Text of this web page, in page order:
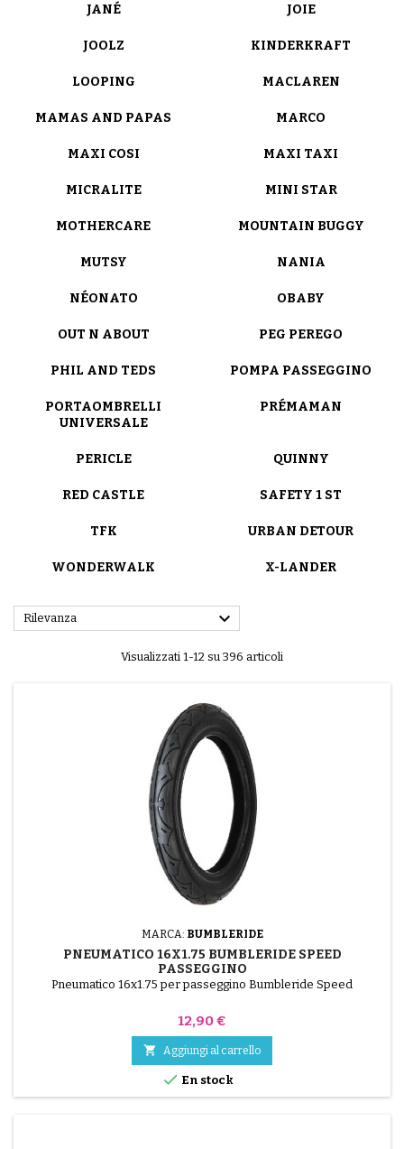
JANÉ JOIE
JOOLZ KINDERKRAFT
LOOPING MACLAREN
MAMAS AND PAPAS MARCO
MAXI COSI MAXI TAXI
MICRALITE MINI STAR
MOTHERCARE MOUNTAIN BUGGY
MUTSY NANIA
NÉONATO OBABY
OUT N ABOUT PEG PEREGO
PHIL AND TEDS POMPA PASSEGGINO
PORTAOMBRELLI
UNIVERSALE
PRÉMAMAN
PERICLE QUINNY
RED CASTLE SAFETY 1 ST
TFK URBAN DETOUR
WONDERWALK X-LANDER
Rilevanza 
Visualizzati 1-12 su 396 articoli
MARCA: BUMBLERIDE
PNEUMATICO 16X1.75 BUMBLERIDE SPEED
PASSEGGINO
Pneumatico 16x1.75 per passeggino Bumbleride Speed
Prezzo
12,90 €
 Aggiungi al carrello
 En stock